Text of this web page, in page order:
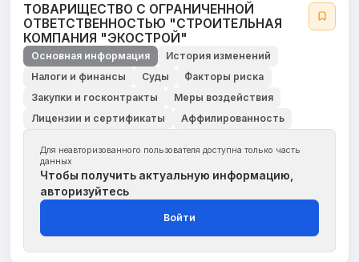
ТОВАРИЩЕСТВО С ОГРАНИЧЕННОЙ
ОТВЕТСТВЕННОСТЬЮ "СТРОИТЕЛЬНАЯ
КОМПАНИЯ "ЭКОСТРОЙ"
Основная информация
История изменений
Налоги и финансы
Суды
Факторы риска
Закупки и госконтракты
Меры воздействия
Лицензии и сертификаты
Аффилированность
Для неавторизованного пользователя доступна только часть
данных
Чтобы получить актуальную информацию,
авторизуйтесь
Войти